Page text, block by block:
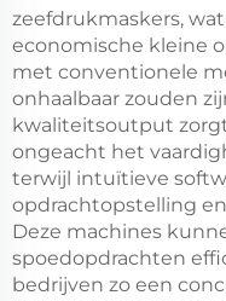
zeefdrukmaskers,
economische kleine
met conventionele
onhaalbaar zouden
kwaliteitsoutput
ongeacht het
terwijl intuïtieve
opdrachtopstelling
Deze machines
spoedopdrachten
bedrijven zo een